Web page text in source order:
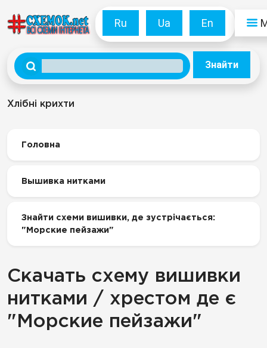
Ru Ua En
Знайти
Хлібні крихти
Головна
Вышивка нитками
Знайти схеми вишивки, де зустрічається:
"Морские пейзажи"
Скачать схему вишивки
нитками / хрестом де є
"Морские пейзажи"